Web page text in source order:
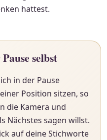
hattest.
selbst
in der Pause
Position sitzen, so
die Kamera und
Nächstes sagen willst.
auf deine Stichworte